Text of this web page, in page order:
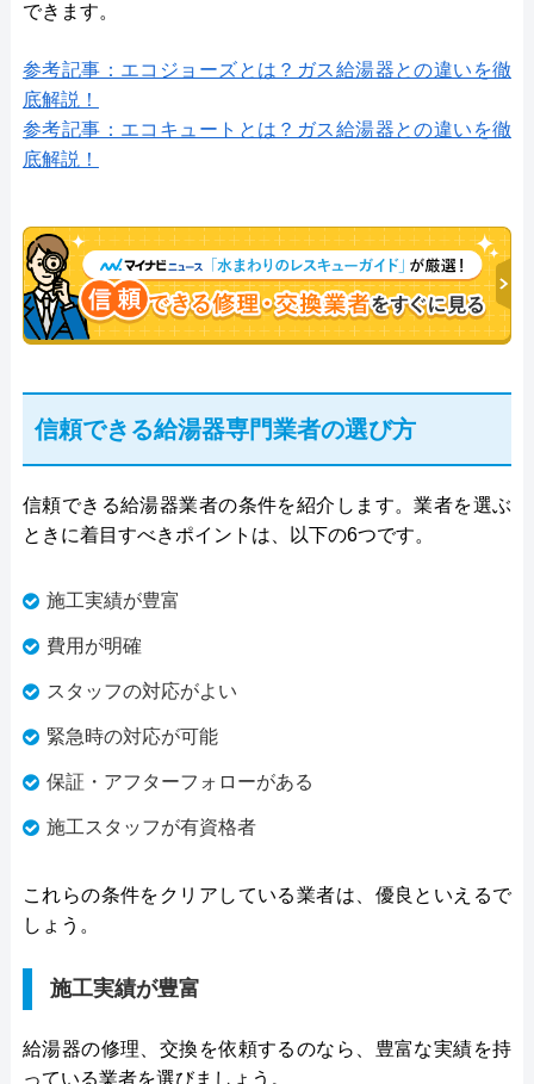
できます。
参考記事：エコジョーズとは？ガス給湯器との違いを徹
底解説！
参考記事：エコキュートとは？ガス給湯器との違いを徹
底解説！
信頼できる給湯器専門業者の選び方
信頼できる給湯器業者の条件を紹介します。業者を選ぶ
ときに着目すべきポイントは、以下の6つです。
施工実績が豊富
費用が明確
スタッフの対応がよい
緊急時の対応が可能
保証・アフターフォローがある
施工スタッフが有資格者
これらの条件をクリアしている業者は、優良といえるで
しょう。
施工実績が豊富
給湯器の修理、交換を依頼するのなら、豊富な実績を持
っている業者を選びましょう。